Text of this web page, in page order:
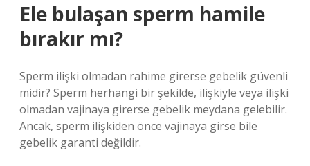
Ele bulaşan sperm hamile
bırakır mı?
Sperm ilişki olmadan rahime girerse gebelik güvenli
midir? Sperm herhangi bir şekilde, ilişkiyle veya ilişki
olmadan vajinaya girerse gebelik meydana gelebilir.
Ancak, sperm ilişkiden önce vajinaya girse bile
gebelik garanti değildir.